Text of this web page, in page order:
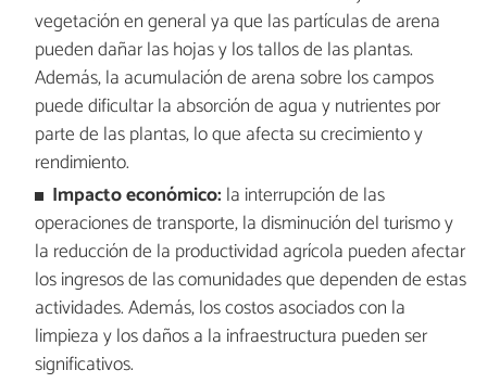
vegetación en general ya que las partículas de arena
pueden dañar las hojas y los tallos de las plantas.
Además, la acumulación de arena sobre los campos
puede dificultar la absorción de agua y nutrientes por
parte de las plantas, lo que afecta su crecimiento y
rendimiento.
Impacto económico: la interrupción de las
operaciones de transporte, la disminución del turismo y
la reducción de la productividad agrícola pueden afectar
los ingresos de las comunidades que dependen de estas
actividades. Además, los costos asociados con la
limpieza y los daños a la infraestructura pueden ser
significativos.